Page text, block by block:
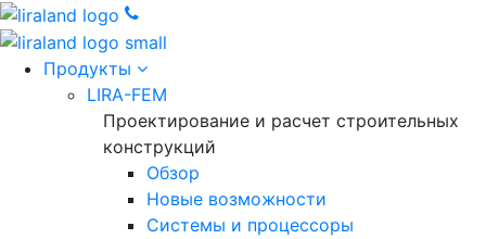
Продукты
LIRA-FEM
Проектирование и расчет строительных
конструкций
Обзор
Новые возможности
Cистемы и процессоры